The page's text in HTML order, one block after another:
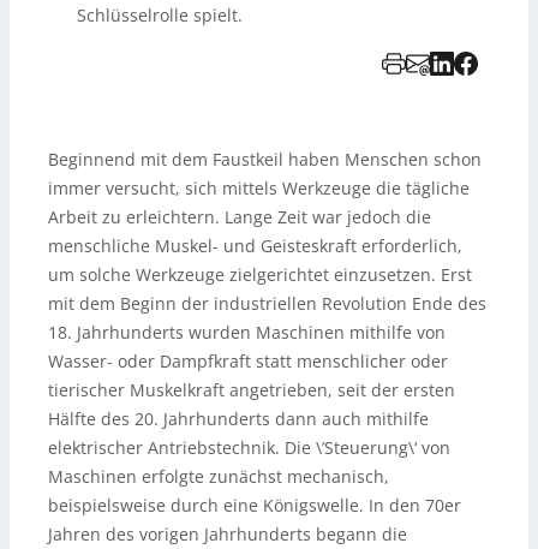
Schlüsselrolle spielt.
Beginnend mit dem Faustkeil haben Menschen schon
immer versucht, sich mittels Werkzeuge die tägliche
Arbeit zu erleichtern. Lange Zeit war jedoch die
menschliche Muskel- und Geisteskraft erforderlich,
um solche Werkzeuge zielgerichtet einzusetzen. Erst
mit dem Beginn der industriellen Revolution Ende des
18. Jahrhunderts wurden Maschinen mithilfe von
Wasser- oder Dampfkraft statt menschlicher oder
tierischer Muskelkraft angetrieben, seit der ersten
Hälfte des 20. Jahrhunderts dann auch mithilfe
elektrischer Antriebstechnik. Die \’Steuerung\‘ von
Maschinen erfolgte zunächst mechanisch,
beispielsweise durch eine Königswelle. In den 70er
Jahren des vorigen Jahrhunderts begann die